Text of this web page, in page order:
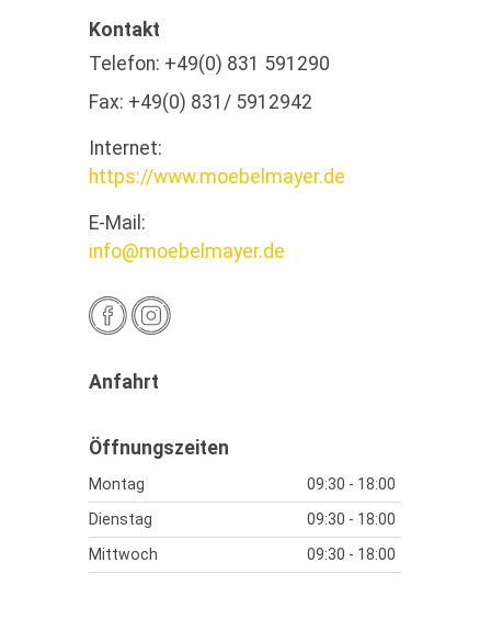
Kontakt
Telefon: +49(0) 831 591290
Fax: +49(0) 831/ 5912942
Internet:
https://www.moebelmayer.de
E-Mail:
info@moebelmayer.de
Anfahrt
Öffnungszeiten
Montag
09:30 - 18:00
Dienstag
09:30 - 18:00
Mittwoch
09:30 - 18:00